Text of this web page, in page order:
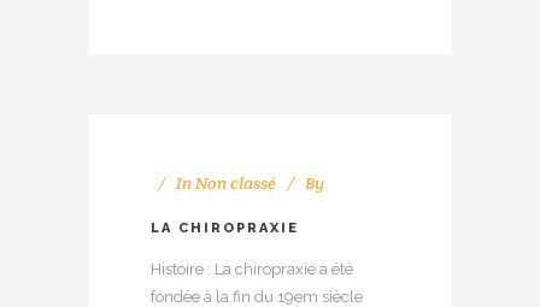
InNon classé By
LA CHIROPRAXIE
Histoire : La chiropraxie a été
fondée à la fin du 19em siècle